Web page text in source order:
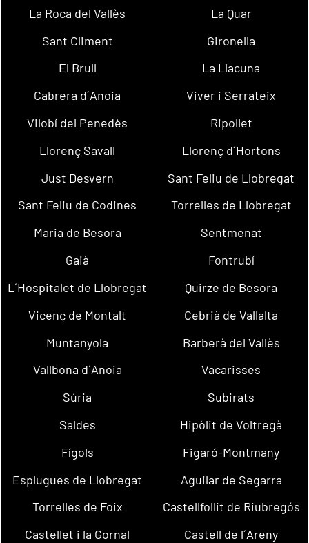
La Roca del Vallès
La Quar
Sant Climent
Gironella
El Brull
La Llacuna
Cabrera d´Anoia
Viver i Serrateix
Vilobí del Penedès
Ripollet
Llorenç Savall
Llorenç d´Hortons
Just Desvern
Sant Feliu de Llobregat
Sant Feliu de Codines
Torrelles de Llobregat
Maria de Besora
Sentmenat
Gaià
Fontrubí
L´Hospitalet de Llobregat
Quirze de Besora
Vicenç de Montalt
Cebrià de Vallalta
Muntanyola
Barberà del Vallès
Vallbona d´Anoia
Vacarisses
Súria
Subirats
Saldes
Hipòlit de Voltregà
Fígols
Figaró-Montmany
Esplugues de Llobregat
Aguilar de Segarra
Torrelles de Foix
Castellfollit de Riubregós
Castellet i la Gornal
Castell de l´Areny